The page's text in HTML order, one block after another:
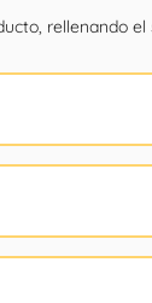
rellenando